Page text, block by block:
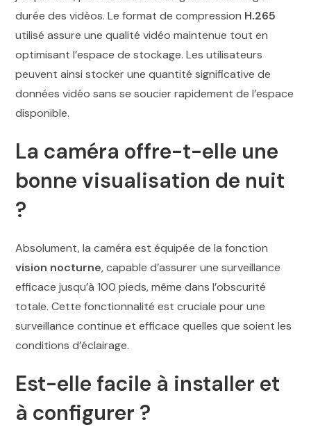
durée des vidéos. Le format de compression H.265
utilisé assure une qualité vidéo maintenue tout en
optimisant l’espace de stockage. Les utilisateurs
peuvent ainsi stocker une quantité significative de
données vidéo sans se soucier rapidement de l’espace
disponible.
La caméra offre-t-elle une
bonne visualisation de nuit
?
Absolument, la caméra est équipée de la fonction
vision nocturne, capable d’assurer une surveillance
efficace jusqu’à 100 pieds, même dans l’obscurité
totale. Cette fonctionnalité est cruciale pour une
surveillance continue et efficace quelles que soient les
conditions d’éclairage.
Est-elle facile à installer et
à configurer ?